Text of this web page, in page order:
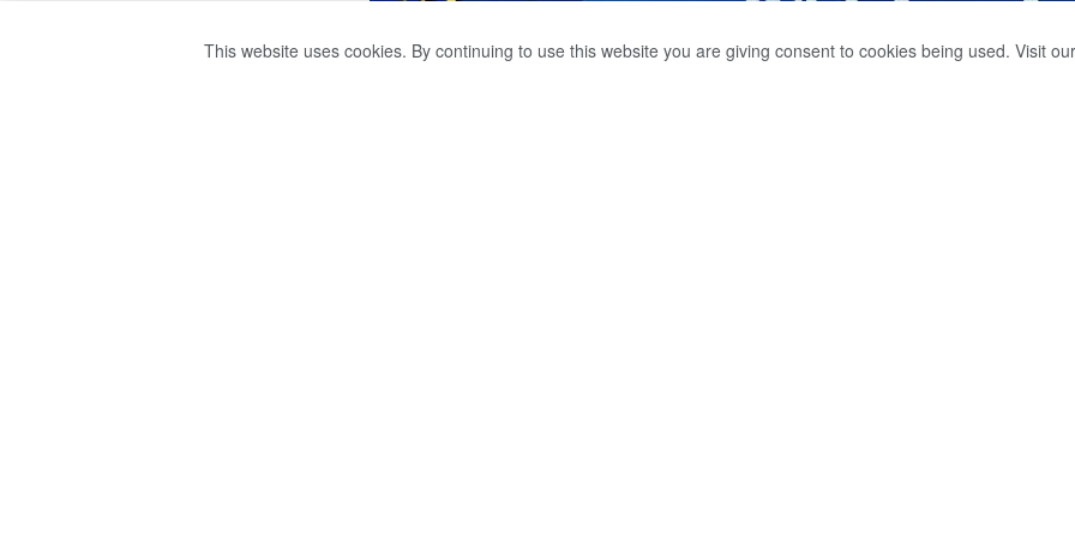
This website uses cookies. By continuing to use this website you are giving consent to cookies being used. Visit our